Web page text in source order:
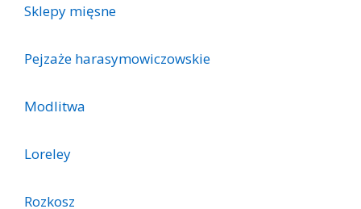
Sklepy mięsne
Pejzaże harasymowiczowskie
Modlitwa
Loreley
Rozkosz